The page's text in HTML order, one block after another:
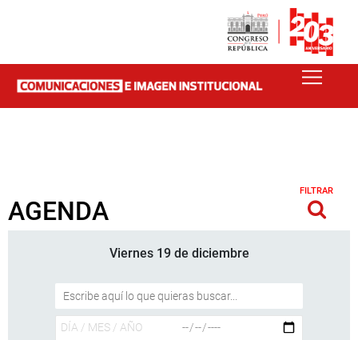
AGENDA
FILTRAR
Viernes 19 de diciembre